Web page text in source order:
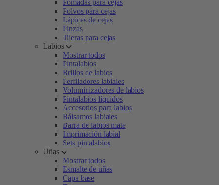
Pomadas para cejas
Polvos para cejas
Lápices de cejas
Pinzas
Tijeras para cejas
Labios
Mostrar todos
Pintalabios
Brillos de labios
Perfiladores labiales
Voluminizadores de labios
Pintalabios líquidos
Accesorios para labios
Bálsamos labiales
Barra de labios mate
Imprimación labial
Sets pintalabios
Uñas
Mostrar todos
Esmalte de uñas
Capa base